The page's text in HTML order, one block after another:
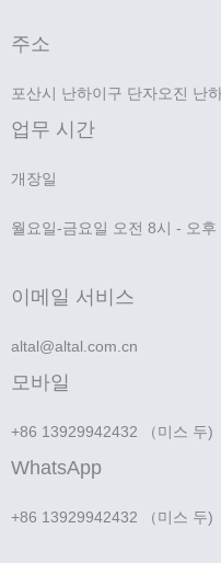
주소
포산시 난하이구 단자오진 난
업무 시간
개장일
월요일-금요일 오전 8시 - 오후
이메일 서비스
altal@altal.com.cn
모바일
+86 13929942432 （미스 두)
WhatsApp
+86 13929942432 （미스 두)